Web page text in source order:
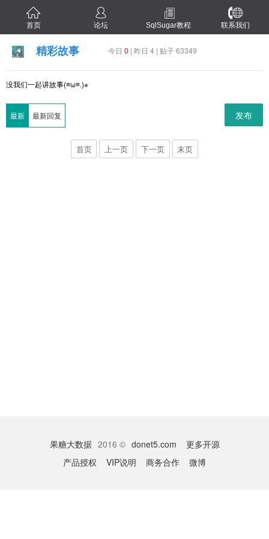
首页 论坛 SqlSugar教程 联系我们
精彩故事 今日 0 | 昨日 4 | 贴子 63349
没我们一起讲故事(≡ω≡.)※
最新 最新回复 发布
首页 上一页 下一页 末页
果糖大数据 2016 © donet5.com
更多开源
产品授权
VIP说明 商务合作 微博